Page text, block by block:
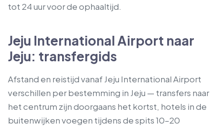
tot 24 uur voor de ophaaltijd.
Jeju International Airport naar
Jeju: transfergids
Afstand en reistijd vanaf Jeju International Airport
verschillen per bestemming in Jeju — transfers naar
het centrum zijn doorgaans het kortst, hotels in de
buitenwijken voegen tijdens de spits 10–20